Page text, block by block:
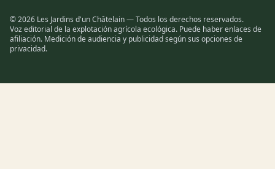
© 2026 Les Jardins d'un Châtelain — Todos los derechos reservados.
Voz editorial de la explotación agrícola ecológica. Puede haber enlaces de
afiliación. Medición de audiencia y publicidad según sus opciones de
privacidad.